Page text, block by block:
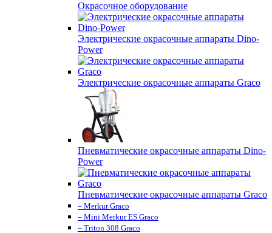
Окрасочное оборудование
Электрические окрасочные аппараты Dino-
Power
Электрические окрасочные аппараты Graco
Пневматические окрасочные аппараты Dino-
Power
Пневматические окрасочные аппараты Graco
– Merkur Graco
– Mini Merkur ES Graco
– Triton 308 Graco